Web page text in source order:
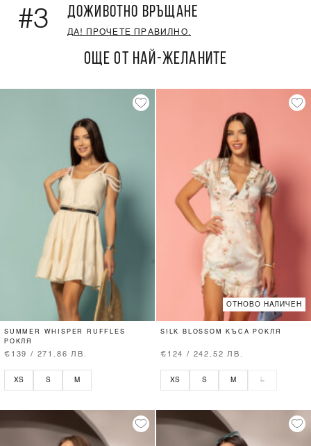
#3 ДОЖИВОТНО ВРЪЩАНЕ
ДА! ПРОЧЕТЕ ПРАВИЛНО.
ОЩЕ ОТ НАЙ-ЖЕЛАНИТЕ
SUMMER WHISPER RUFFLES
РОКЛЯ
€139 / 271.86 ЛВ.
XS S M
ОТНОВО НАЛИЧЕН
SILK BLOSSOM КЪСА РОКЛЯ
€124 / 242.52 ЛВ.
XS S M L